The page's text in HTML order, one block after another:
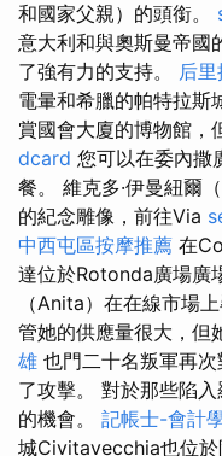
和國家父親）的頭銜。
意大利和與奧斯曼帝國
了強有力的支持。 后
電暈和希臘的帕特拉斯
賞國會大廈的博物館，
dcard 您可以在委內撒
餐。 維克多·伊曼紐爾
的紀念雕像，前往Via
中西屯區按摩推薦 在
達位於Rotonda廣場廣
（Anita）在在線市場
管她的供應量很大，但
雄 也門二十名叛軍再
了攻擊。 對於那些陷
的機會。 記帳士-會計
城Civitavecchia也位於